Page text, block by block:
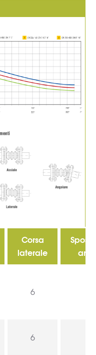
Corsa
laterale
6
6